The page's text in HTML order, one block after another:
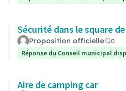
Sécurité dans le square
Proposition officielle
0
Réponse du Conseil municipal
Aire de camping car